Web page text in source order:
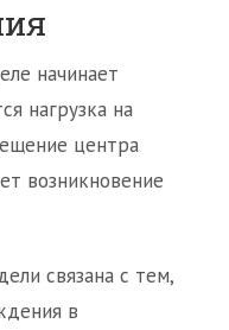
начинает
нагрузка на
центра
возникновение
связана с тем,
в